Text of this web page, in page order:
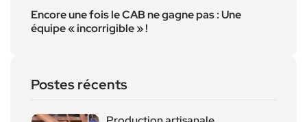
Encore une fois le CAB ne gagne pas : Une
équipe « incorrigible » !
Postes récents